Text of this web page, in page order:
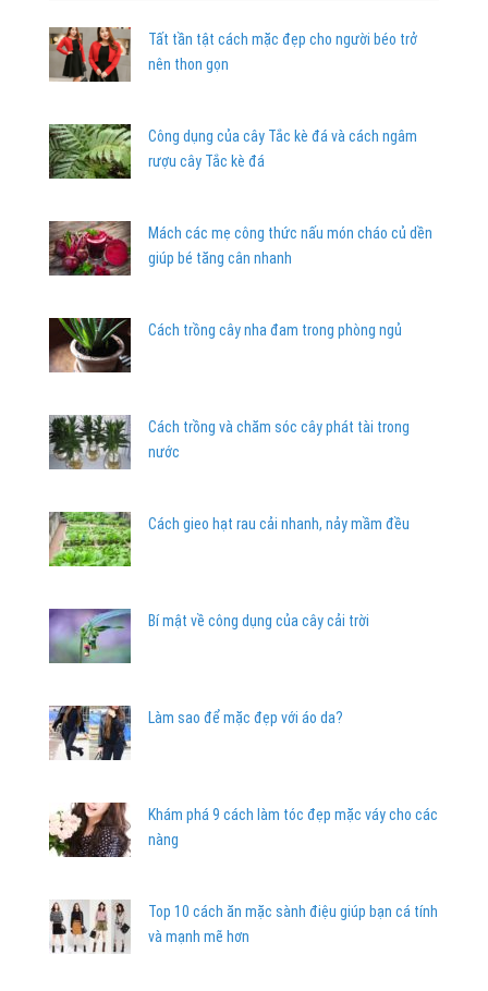
Tất tần tật cách mặc đẹp cho người béo trở
nên thon gọn
Công dụng của cây Tắc kè đá và cách ngâm
rượu cây Tắc kè đá
Mách các mẹ công thức nấu món cháo củ dền
giúp bé tăng cân nhanh
Cách trồng cây nha đam trong phòng ngủ
Cách trồng và chăm sóc cây phát tài trong
nước
Cách gieo hạt rau cải nhanh, nảy mầm đều
Bí mật về công dụng của cây cải trời
Làm sao để mặc đẹp với áo da?
Khám phá 9 cách làm tóc đẹp mặc váy cho các
nàng
Top 10 cách ăn mặc sành điệu giúp bạn cá tính
và mạnh mẽ hơn